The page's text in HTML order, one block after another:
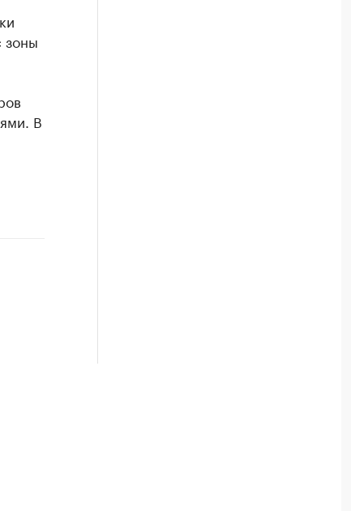
зоны
В